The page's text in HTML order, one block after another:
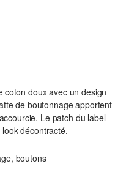
coton doux avec un design
de boutonnage apportent
Le patch du label
décontracté.
boutons